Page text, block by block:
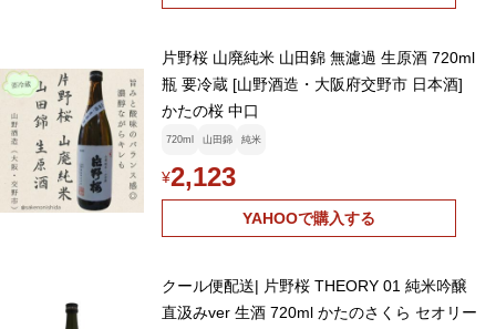
片野桜 山廃純米 山田錦 無濾過 生原酒 720ml
瓶 要冷蔵 [山野酒造・大阪府交野市 日本酒]
かたの桜 中口
720ml 山田錦 純米
¥2,123
YAHOOで購入する
クール便配送| 片野桜 THEORY 01 純米吟醸
直汲みver 生酒 720ml かたのさくら セオリー